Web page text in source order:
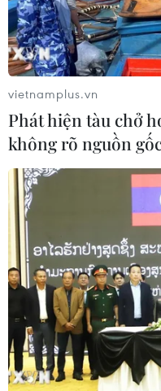
vietnamplus.vn
Phát hiện tàu chở
không rõ nguồn